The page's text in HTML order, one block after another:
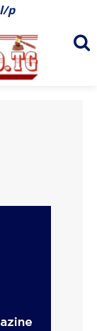
p